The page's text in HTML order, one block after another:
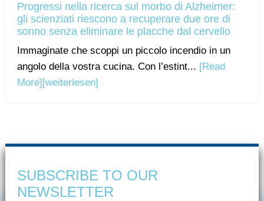
Progressi nella ricerca sul morbo di Alzheimer:
gli scienziati riescono a recuperare due ore di
sonno senza eliminare le placche dal cervello
Immaginate che scoppi un piccolo incendio in un
angolo della vostra cucina. Con l’estint... [Read
More][weiterlesen]
SUBSCRIBE TO OUR
NEWSLETTER